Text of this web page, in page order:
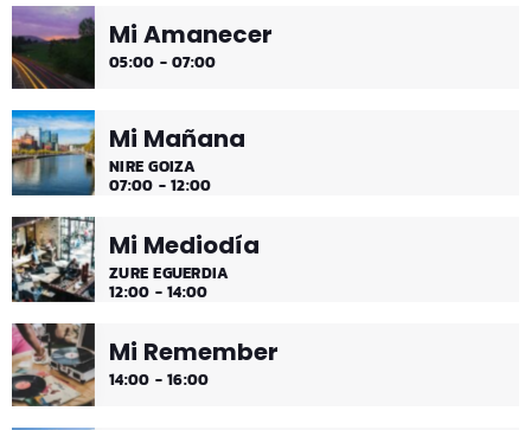
Desconecta y disfruta cada madrugada de la música
más tranquila.
Mi Amanecer
05:00 - 07:00
Mi Mañana
NIRE GOIZA
07:00 - 12:00
Mi Mediodía
ZURE EGUERDIA
12:00 - 14:00
Mi Remember
14:00 - 16:00